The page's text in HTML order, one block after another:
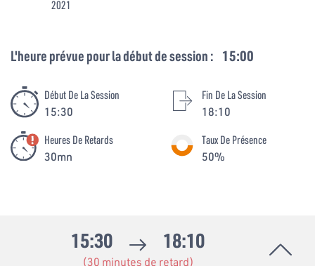
2021
L'heure prévue pour la début de session : 15:00
Début De La Session
15:30
Fin De La Session
18:10
Heures De Retards
30mn
Taux De Présence
50%
15:30 18:10
(30 minutes de retard)